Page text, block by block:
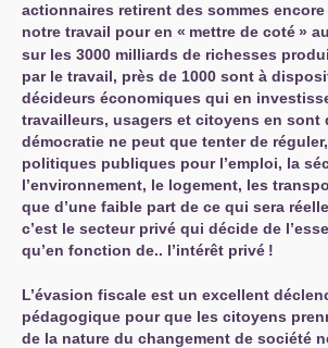
actionnaires retirent des sommes
notre travail pour en « mettre de coté»
sur les 3000 milliards de richesses
par le travail, près de 1000 sont à
décideurs économiques qui en
travailleurs, usagers et citoyens en sont
démocratie ne peut que tenter de
politiques publiques pour l’emploi, la
l’environnement, le logement, les
que d’une faible part de ce qui sera
c’est le secteur privé qui décide de
qu’en fonction de.. l’intérêt privé !
L’évasion fiscale est un excellent
pédagogique pour que les citoyens
de la nature du changement de société